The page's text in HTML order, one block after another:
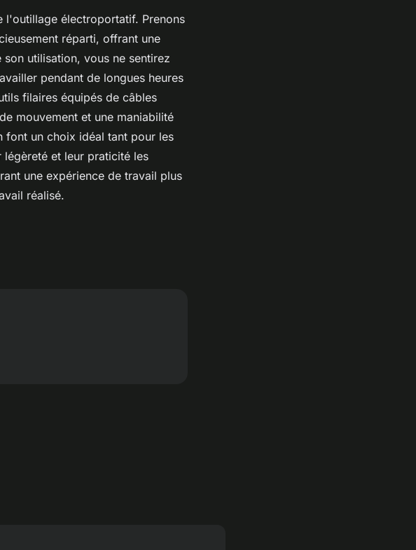
l'outillage électroportatif. Prenons
réparti, offrant une
utilisation, vous ne sentirez
pendant de longues heures
filaires équipés de câbles
mouvement et une maniabilité
font un choix idéal tant pour les
et leur praticité les
une expérience de travail plus
réalisé.